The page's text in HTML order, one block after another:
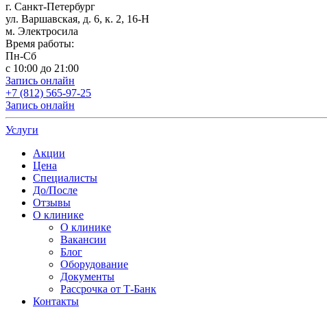
г. Санкт-Петербург
ул. Варшавская, д. 6, к. 2, 16-Н
м. Электросила
Время работы:
Пн-Сб
с 10:00 до 21:00
Запись онлайн
+7 (812) 565-97-25
Запись онлайн
Услуги
Акции
Цена
Специалисты
До/После
Отзывы
О клинике
О клинике
Вакансии
Блог
Оборудование
Документы
Рассрочка от Т-Банк
Контакты